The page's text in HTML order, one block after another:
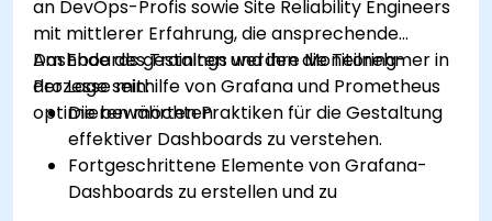
an DevOps-Profis sowie Site Reliability Engineers
mit mittlerer Erfahrung, die ansprechende
Dashboards gestalten und ihre Monitoring-
Prozesse mithilfe von Grafana und Prometheus
optimieren möchten.
Am Ende des Trainings werden die Teilnehmer in
der Lage sein:
Die bewährten Praktiken für die Gestaltung
effektiver Dashboards zu verstehen.
Fortgeschrittene Elemente von Grafana-
Dashboards zu erstellen und zu